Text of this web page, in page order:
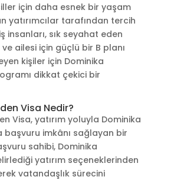
için daha esnek bir yaşam
yatırımcılar tarafından tercih
insanları, sık seyahat eden
ailesi için güçlü bir B planı
kişiler için Dominika
dikkat çekici bir
Visa Nedir?
Visa, yatırım yoluyla Dominika
başvuru imkânı sağlayan bir
sahibi, Dominika
yatırım seçeneklerinden
vatandaşlık sürecini